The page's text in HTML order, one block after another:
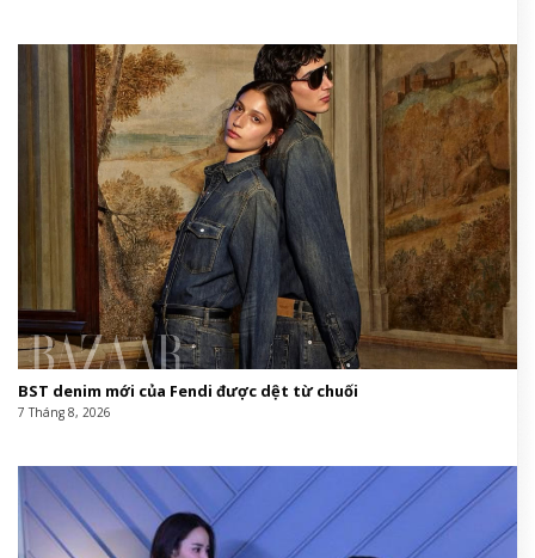
BST denim mới của Fendi được dệt từ chuối
7 Tháng 8, 2026